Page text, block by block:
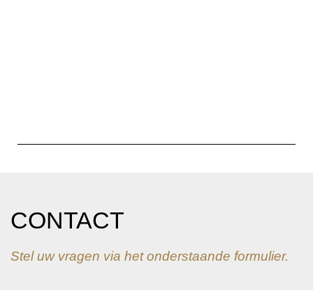
CONTACT
Stel uw vragen via het onderstaande formulier.